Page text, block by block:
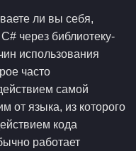
ли вы себя,
через библиотеку-
использования
часто
самой
от языка, из которого
кода
работает